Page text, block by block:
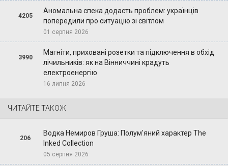
4205
Аномальна спека додасть проблем: українців
попередили про ситуацію зі світлом
01 серпня 2026
3990
Магніти, приховані розетки та підключення в обхід
лічильників: як на Вінниччині крадуть
електроенергію
16 липня 2026
ЧИТАЙТЕ ТАКОЖ
206
Водка Немиров Груша: Полум'яний характер The
Inked Collection
05 серпня 2026